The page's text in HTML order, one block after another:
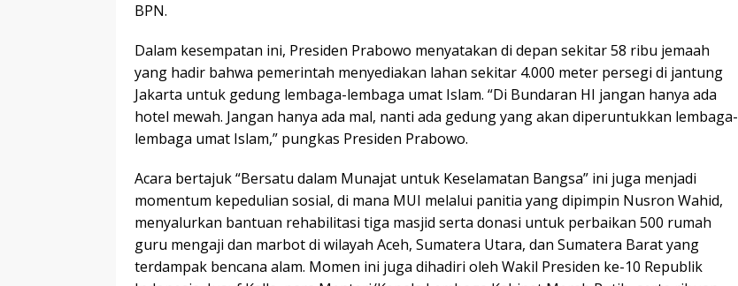
BPN.
Dalam kesempatan ini, Presiden Prabowo menyatakan di depan sekitar 58 ribu jemaah
yang hadir bahwa pemerintah menyediakan lahan sekitar 4.000 meter persegi di jantung
Jakarta untuk gedung lembaga-lembaga umat Islam. “Di Bundaran HI jangan hanya ada
hotel mewah. Jangan hanya ada mal, nanti ada gedung yang akan diperuntukkan lembaga-
lembaga umat Islam,” pungkas Presiden Prabowo.
Acara bertajuk “Bersatu dalam Munajat untuk Keselamatan Bangsa” ini juga menjadi
momentum kepedulian sosial, di mana MUI melalui panitia yang dipimpin Nusron Wahid,
menyalurkan bantuan rehabilitasi tiga masjid serta donasi untuk perbaikan 500 rumah
guru mengaji dan marbot di wilayah Aceh, Sumatera Utara, dan Sumatera Barat yang
terdampak bencana alam. Momen ini juga dihadiri oleh Wakil Presiden ke-10 Republik